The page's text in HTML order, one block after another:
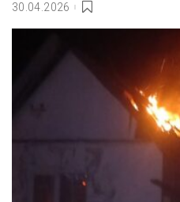
30.04.2026